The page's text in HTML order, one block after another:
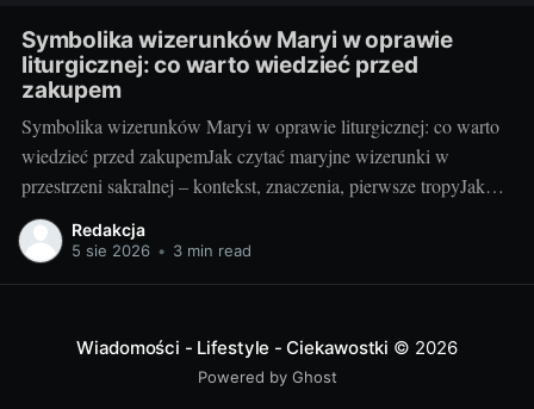
Symbolika wizerunków Maryi w oprawie
liturgicznej: co warto wiedzieć przed
zakupem
Symbolika wizerunków Maryi w oprawie liturgicznej: co warto
wiedzieć przed zakupemJak czytać maryjne wizerunki w
przestrzeni sakralnej – kontekst, znaczenia, pierwsze tropyJako
blogerka, która z radością testuje i porównuje rozwiązania do
kościołów i kaplic, wiem jedno: maryjny wizerunek w liturgii nie
Redakcja
5 sie 2026 • 3 min read
Wiadomości - Lifestyle - Ciekawostki © 2026
Powered by Ghost